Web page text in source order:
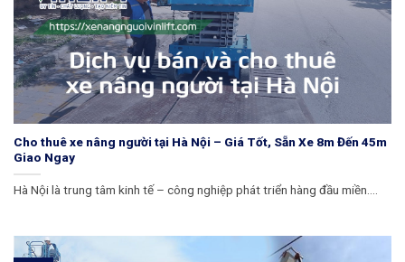
Cho thuê xe nâng người tại Hà Nội – Giá Tốt, Sẵn Xe 8m Đến 45m
Giao Ngay
Hà Nội là trung tâm kinh tế – công nghiệp phát triển hàng đầu miền....